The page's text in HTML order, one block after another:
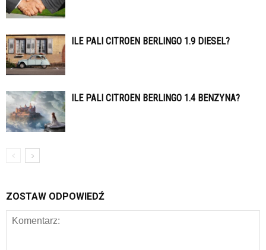
ILE PALI CITROEN BERLINGO 1.9 DIESEL?
ILE PALI CITROEN BERLINGO 1.4 BENZYNA?
ZOSTAW ODPOWIEDŹ